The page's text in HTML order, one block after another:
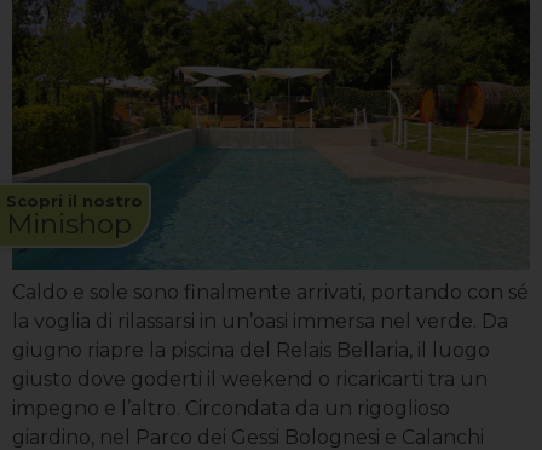
Scopri il nostro
Minishop
Caldo e sole sono finalmente arrivati, portando con sé
la voglia di rilassarsi in un’oasi immersa nel verde. Da
giugno riapre la piscina del Relais Bellaria, il luogo
giusto dove goderti il weekend o ricaricarti tra un
impegno e l’altro. Circondata da un rigoglioso
giardino, nel Parco dei Gessi Bolognesi e Calanchi